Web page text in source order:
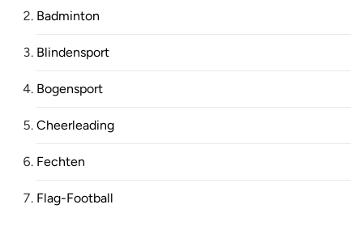
Badminton
Blindensport
Bogensport
Cheerleading
Fechten
Flag-Football